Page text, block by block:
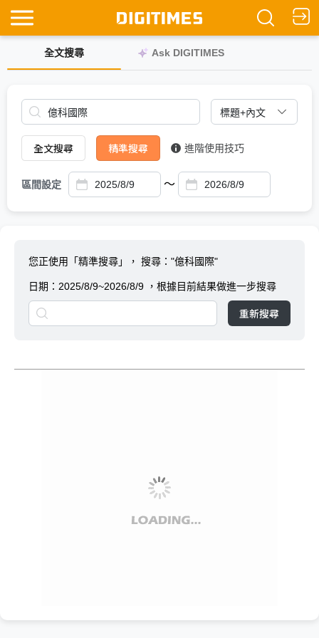
全文搜尋 Ask DIGITIMES
全文搜尋 精準搜尋 進階使用技巧
區間設定 ～
您正使用「精準搜尋」， 搜尋："億科國際"
日期： 2025/8/9~2026/8/9 ，根據目前結果做進一步搜尋
重新搜尋